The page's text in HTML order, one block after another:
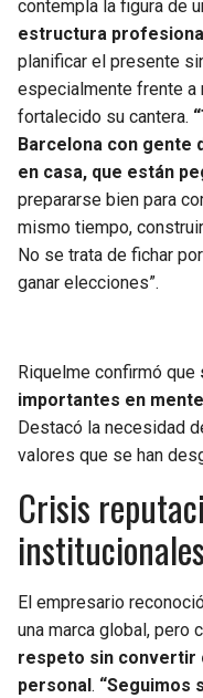
contempla la figura de
estructura profesional
planificar el presente
especialmente frente a
fortalecido su cantera.
Barcelona con gente
en casa, que están
prepararse bien para
mismo tiempo,
No se trata de fichar
ganar elecciones”.
Riquelme confirmó que
importantes en
Destacó la necesidad
valores que se han
Crisis
institucionales
El empresario
una marca global, pero
respeto sin convertir
personal . “Seguimos